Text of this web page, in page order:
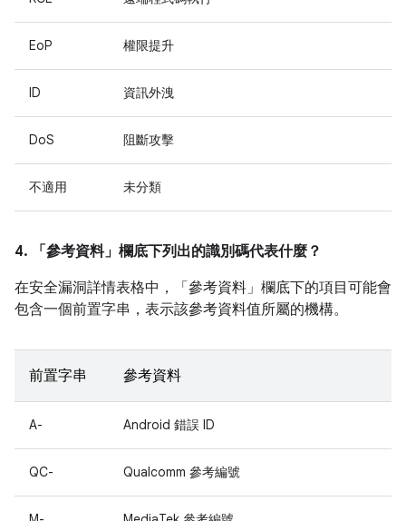
EoP 權限提升
ID 資訊外洩
DoS 阻斷攻擊
不適用 未分類
4. 「參考資料」 欄底下列出的識別碼代表什麼？
在安全漏洞詳情表格中，「參考資料」 欄底下的項目可能會
包含一個前置字串，表示該參考資料值所屬的機構。
前置字串 參考資料
A- Android 錯誤 ID
QC- Qualcomm 參考編號